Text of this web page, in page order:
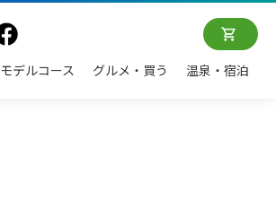
モデルコース グルメ・買う 温泉・宿泊